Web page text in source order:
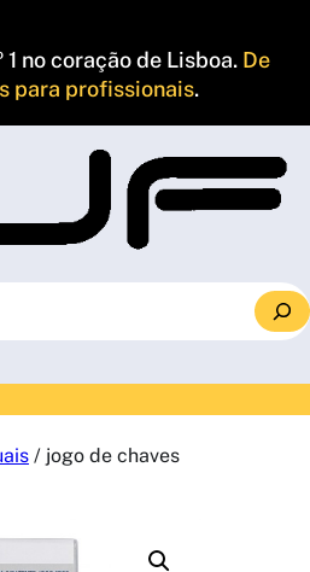
no coração de Lisboa. De
para profissionais.
/ jogo de chaves